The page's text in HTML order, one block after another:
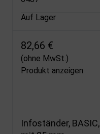
Auf Lager
82,66 €
(ohne MwSt.)
Produkt anzeigen
Infoständer, BASIC,